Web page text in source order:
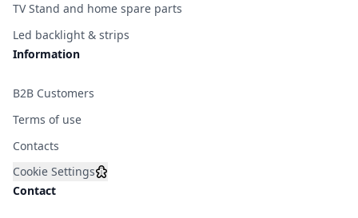
TV Stand and home spare parts
Led backlight & strips
Information
B2B Customers
Terms of use
Contacts
Cookie Settings
Contact